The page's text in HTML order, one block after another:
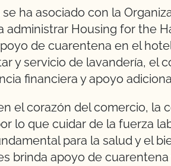
ha asociado con la
administrar Housing for the
de cuarentena en el
y servicio de lavandería, el
financiera y apoyo
el corazón del comercio, la
lo que cuidar de la fuerza
para la salud y el
brinda apoyo de